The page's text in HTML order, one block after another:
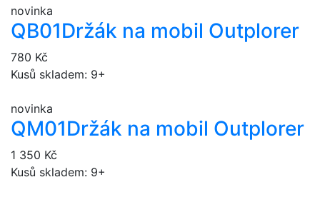
novinka
QB01Držák na mobil Outplorer
780 Kč
Kusů skladem: 9+
novinka
QM01Držák na mobil Outplorer
1 350 Kč
Kusů skladem: 9+